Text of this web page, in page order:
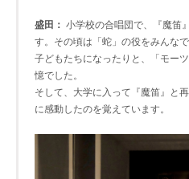
盛田： 小学校の合唱団で、『魔笛
す。その頃は「蛇」の役をみんな
子どもたちになったりと、「モー
憶でした。
そして、大学に入って『魔笛』と
に感動したのを覚えています。